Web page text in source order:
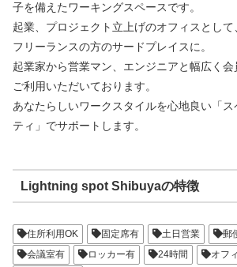
子を備えたワーキングスペースです。
起業、プロジェクト立上げのオフィスとし
フリーランスの方のサードプレイスに。
起業家から営業マン、エンジニアと幅広く
ご利用いただいております。
あなたらしいワークスタイルを心地良い「ス
ティ」でサポートします。
Lightning spot Shibuyaの特徴
住所利用OK 固定席有 土日営業
郵
会議室有
ロッカー有 24時間
オフ